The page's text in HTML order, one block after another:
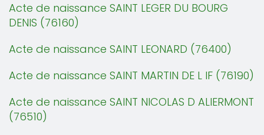
Acte de naissance SAINT LEGER DU BOURG
DENIS (76160)
Acte de naissance SAINT LEONARD (76400)
Acte de naissance SAINT MARTIN DE L IF (76190)
Acte de naissance SAINT NICOLAS D ALIERMONT
(76510)